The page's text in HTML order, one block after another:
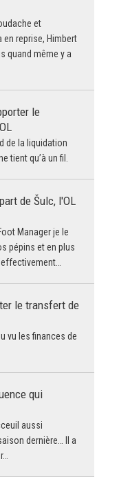
et
en reprise, Himbert
quand même y a
le
de la liquidation
tient qu’à un fil.
de Šulc, l'OL
Manager je le
pépins et en plus
le transfert de
vu les finances de
qui
aussi
dernière… Il a